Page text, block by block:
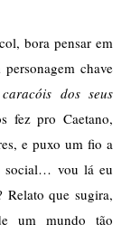
bora pensar em
chave
dos seus
fez pro Caetano,
e puxo um fio a
social… vou lá eu
que sugira,
um mundo tão